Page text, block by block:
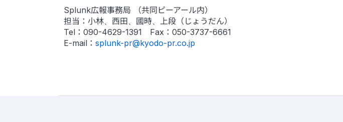
Splunk広報事務局 （共同ピーアール内）
担当：小林、西田、國時、上段（じょうだん）
Tel：090-4629-1391 Fax：050-3737-6661
E-mail： splunk-pr@kyodo-pr.co.jp